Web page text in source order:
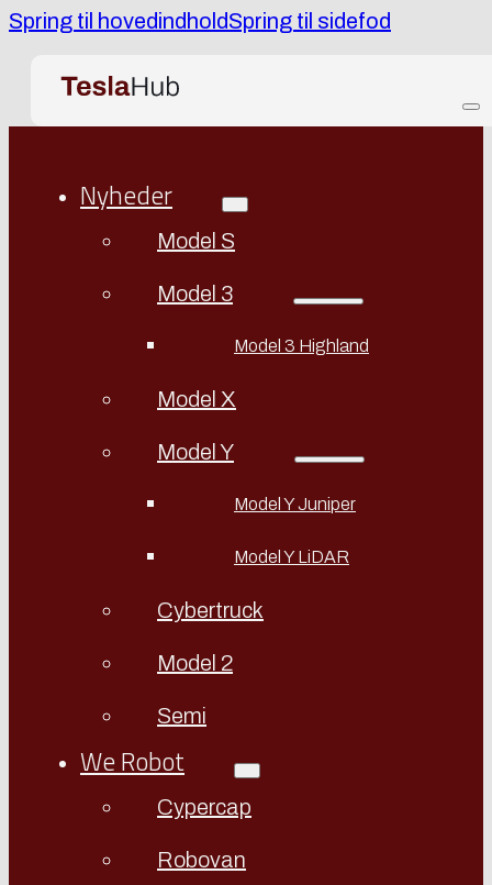
Spring til hovedindholdSpring til sidefod
Nyheder
Model S
Model 3
Model 3 Highland
Model X
Model Y
Model Y Juniper
Model Y LiDAR
Cybertruck
Model 2
Semi
We Robot
Cypercap
Robovan